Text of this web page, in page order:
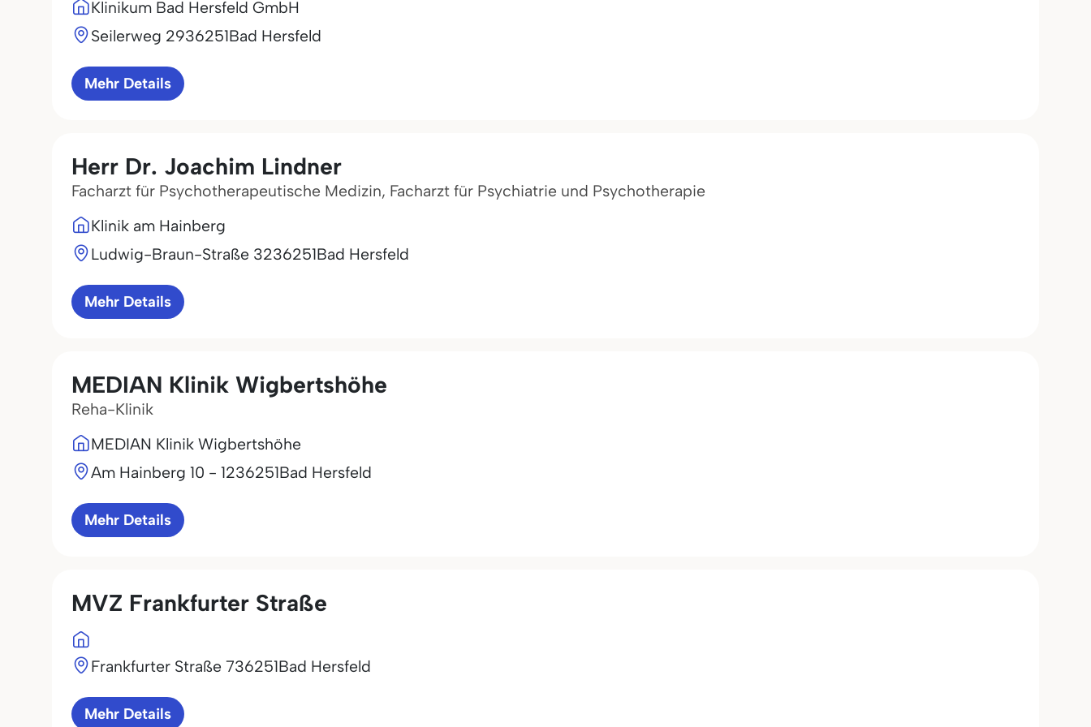
Klinikum Bad Hersfeld GmbH
Seilerweg 2936251Bad Hersfeld
Mehr Details
Herr Dr. Joachim Lindner
Facharzt für Psychotherapeutische Medizin, Facharzt für Psychiatrie und Psychotherapie
Klinik am Hainberg
Ludwig-Braun-Straße 3236251Bad Hersfeld
Mehr Details
MEDIAN Klinik Wigbertshöhe
Reha-Klinik
MEDIAN Klinik Wigbertshöhe
Am Hainberg 10 - 1236251Bad Hersfeld
Mehr Details
MVZ Frankfurter Straße
Frankfurter Straße 736251Bad Hersfeld
Mehr Details